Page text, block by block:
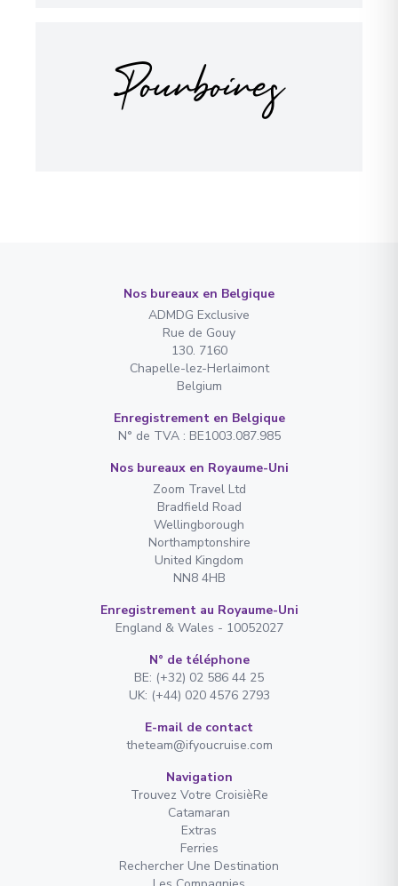
Pourboires
Nos bureaux en Belgique
ADMDG Exclusive
Rue de Gouy
130. 7160
Chapelle-lez-Herlaimont
Belgium
Enregistrement en Belgique
N° de TVA : BE1003.087.985
Nos bureaux en Royaume-Uni
Zoom Travel Ltd
Bradfield Road
Wellingborough
Northamptonshire
United Kingdom
NN8 4HB
Enregistrement au Royaume-Uni
England & Wales - 10052027
N° de téléphone
BE: (+32) 02 586 44 25
UK: (+44) 020 4576 2793
E-mail de contact
theteam@ifyoucruise.com
Navigation
Trouvez Votre CroisièRe
Catamaran
Extras
Ferries
Rechercher Une Destination